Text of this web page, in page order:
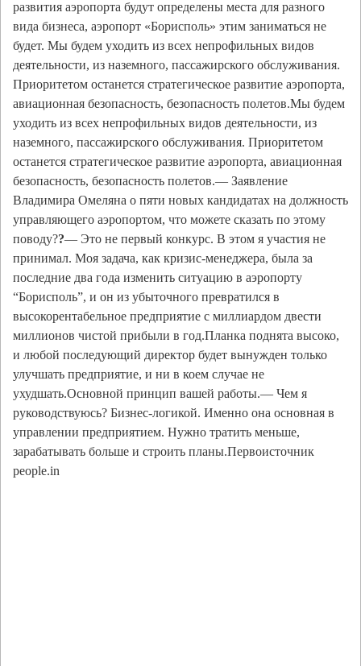
развития аэропорта будут определены места для разного
вида бизнеса, аэропорт «Борисполь» этим заниматься не
будет. Мы будем уходить из всех непрофильных видов
деятельности, из наземного, пассажирского обслуживания.
Приоритетом останется стратегическое развитие аэропорта,
авиационная безопасность, безопасность полетов.Мы будем
уходить из всех непрофильных видов деятельности, из
наземного, пассажирского обслуживания. Приоритетом
останется стратегическое развитие аэропорта, авиационная
безопасность, безопасность полетов.— Заявление
Владимира Омеляна о пяти новых кандидатах на должность
управляющего аэропортом, что можете сказать по этому
поводу??— Это не первый конкурс. В этом я участия не
принимал. Моя задача, как кризис-менеджера, была за
последние два года изменить ситуацию в аэропорту
“Борисполь”, и он из убыточного превратился в
высокорентабельное предприятие с миллиардом двести
миллионов чистой прибыли в год.Планка поднята высоко,
и любой последующий директор будет вынужден только
улучшать предприятие, и ни в коем случае не
ухудшать.Основной принцип вашей работы.— Чем я
руководствуюсь? Бизнес-логикой. Именно она основная в
управлении предприятием. Нужно тратить меньше,
зарабатывать больше и строить планы.Первоисточник
people.in